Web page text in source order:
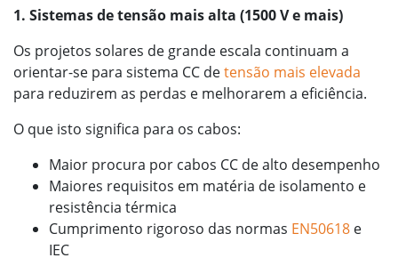
1. Sistemas de tensão mais alta (1500 V e mais)
Os projetos solares de grande escala continuam a
orientar-se para sistema CC detensão mais elevada
para reduzirem as perdas e melhorarem a eficiência.
O que isto significa para os cabos:
Maior procura por cabos CC de alto desempenho
Maiores requisitos em matéria de isolamento e
resistência térmica
Cumprimento rigoroso das normas EN50618 e
IEC